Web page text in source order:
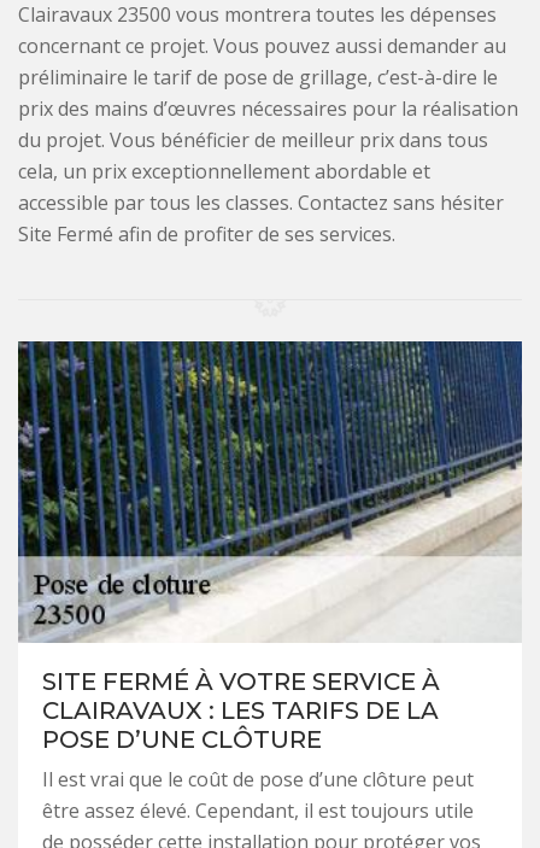
Clairavaux 23500 vous montrera toutes les dépenses
concernant ce projet. Vous pouvez aussi demander au
préliminaire le tarif de pose de grillage, c’est-à-dire le
prix des mains d’œuvres nécessaires pour la réalisation
du projet. Vous bénéficier de meilleur prix dans tous
cela, un prix exceptionnellement abordable et
accessible par tous les classes. Contactez sans hésiter
Site Fermé afin de profiter de ses services.
SITE FERMÉ À VOTRE SERVICE À
CLAIRAVAUX : LES TARIFS DE LA
POSE D’UNE CLÔTURE
Il est vrai que le coût de pose d’une clôture peut
être assez élevé. Cependant, il est toujours utile
de posséder cette installation pour protéger vos